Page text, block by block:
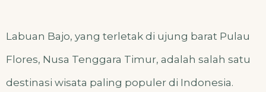
Labuan Bajo, yang terletak di ujung barat Pulau
Flores, Nusa Tenggara Timur, adalah salah satu
destinasi wisata paling populer di Indonesia.